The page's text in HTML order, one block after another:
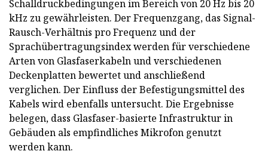
Schalldruckbedingungen im Bereich von 20 Hz bis 20
kHz zu gewährleisten. Der Frequenzgang, das Signal-
Rausch-Verhältnis pro Frequenz und der
Sprachübertragungsindex werden für verschiedene
Arten von Glasfaserkabeln und verschiedenen
Deckenplatten bewertet und anschließend
verglichen. Der Einfluss der Befestigungsmittel des
Kabels wird ebenfalls untersucht. Die Ergebnisse
belegen, dass Glasfaser-basierte Infrastruktur in
Gebäuden als empfindliches Mikrofon genutzt
werden kann.